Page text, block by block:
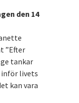
den 14
”Efter
tankar
inför livets
kan vara